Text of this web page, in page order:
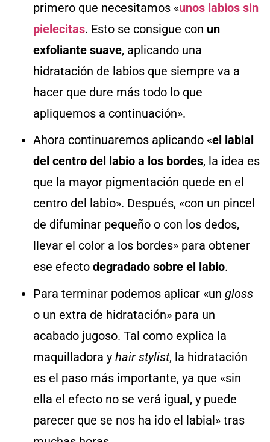
primero que necesitamos «unos labios sin
pielecitas. Esto se consigue con un
exfoliante suave, aplicando una
hidratación de labios que siempre va a
hacer que dure más todo lo que
apliquemos a continuación».
Ahora continuaremos aplicando «el labial
del centro del labio a los bordes, la idea es
que la mayor pigmentación quede en el
centro del labio». Después, «con un pincel
de difuminar pequeño o con los dedos,
llevar el color a los bordes» para obtener
ese efecto degradado sobre el labio.
Para terminar podemos aplicar «un gloss
o un extra de hidratación» para un
acabado jugoso. Tal como explica la
maquilladora y hair stylist, la hidratación
es el paso más importante, ya que «sin
ella el efecto no se verá igual, y puede
parecer que se nos ha ido el labial» tras